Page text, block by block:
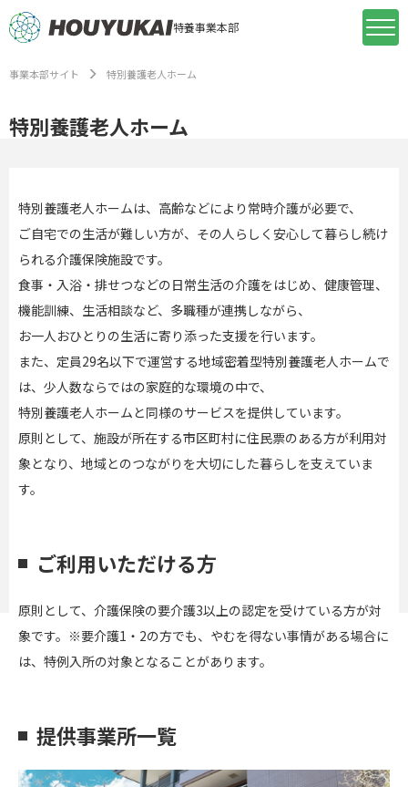
特養事業本部
事業本部サイト 特別養護老人ホーム
特別養護老人ホーム
特別養護老人ホームは、高齢などにより常時介護が必要で、
ご自宅での生活が難しい方が、その人らしく安心して暮らし続け
られる介護保険施設です。
食事・入浴・排せつなどの日常生活の介護をはじめ、健康管理、
機能訓練、生活相談など、多職種が連携しながら、
お一人おひとりの生活に寄り添った支援を行います。
また、定員29名以下で運営する地域密着型特別養護老人ホームで
は、少人数ならではの家庭的な環境の中で、
特別養護老人ホームと同様のサービスを提供しています。
原則として、施設が所在する市区町村に住民票のある方が利用対
象となり、地域とのつながりを大切にした暮らしを支えていま
す。
ご利用いただける方
原則として、介護保険の要介護3以上の認定を受けている方が対
象です。※要介護1・2の方でも、やむを得ない事情がある場合に
は、特例入所の対象となることがあります。
提供事業所一覧